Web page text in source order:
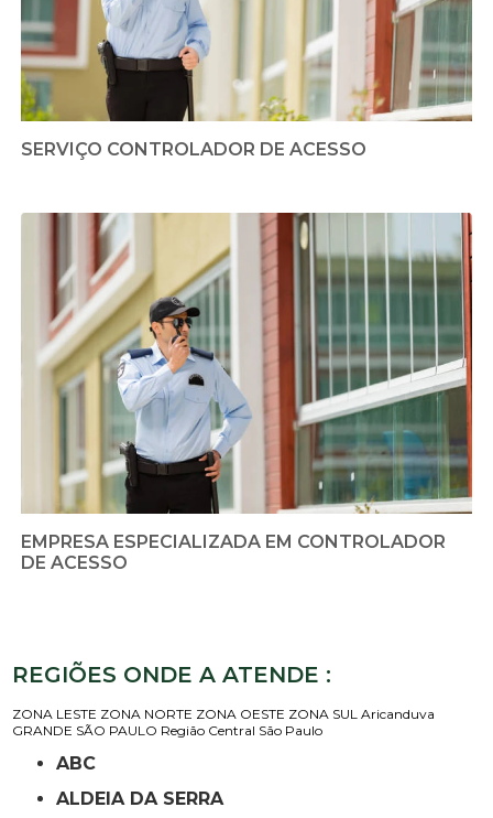
SERVIÇO CONTROLADOR DE ACESSO
EMPRESA ESPECIALIZADA EM CONTROLADOR
DE ACESSO
REGIÕES ONDE A ATENDE :
ZONA LESTE ZONA NORTE ZONA OESTE ZONA SUL Aricanduva
GRANDE SÃO PAULO Região Central São Paulo
ABC
ALDEIA DA SERRA